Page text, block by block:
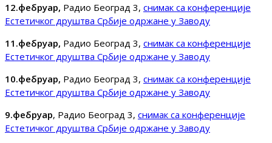
12.фебруар, Радио Београд 3, снимак са конференције
Естетичког друштва Србије одржане у Заводу
11.фебруар, Радио Београд 3, снимак са конференције
Естетичког друштва Србије одржане у Заводу
10.фебруар, Радио Београд 3, снимак са конференције
Естетичког друштва Србије одржане у Заводу
9.фебруар, Радио Београд 3, снимак са конференције
Естетичког друштва Србије одржане у Заводу